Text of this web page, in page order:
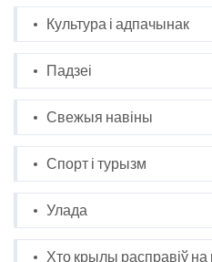
Культура і адпачынак
Падзеі
Свежыя навіны
Спорт і турызм
Улада
Хто крылы расправіў на